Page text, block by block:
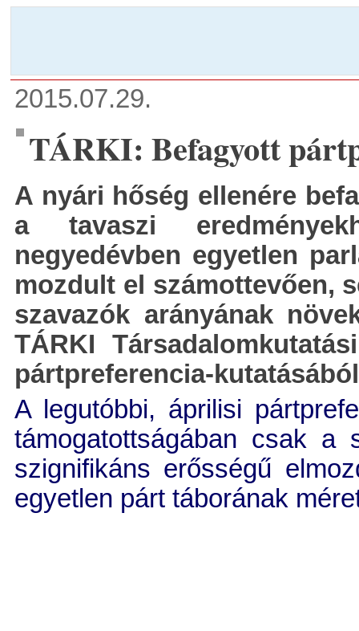
2015.07.29.
TÁRKI: Befagyott
A nyári hőség ellenére
a tavaszi
negyedévben egyetlen
mozdult el számottevően,
szavazók arányának
TÁRKI
pártpreferencia-
A legutóbbi, áprilisi
támogatottságában csak a
szignifikáns erősségű
egyetlen párt táborának